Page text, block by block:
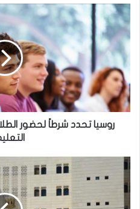
روسيا
تحدد
شرطاً
الطلاب
الأجانب
في
مؤسساتها
التعليمية
روسيا تحدد شرطاً لحضور
الخارجية
السورية
تحسم